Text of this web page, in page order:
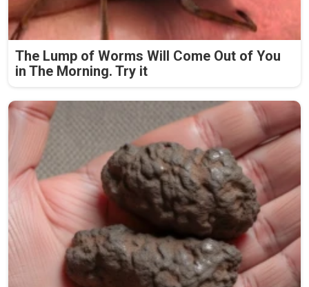
The Lump of Worms Will Come Out of You
in The Morning. Try it